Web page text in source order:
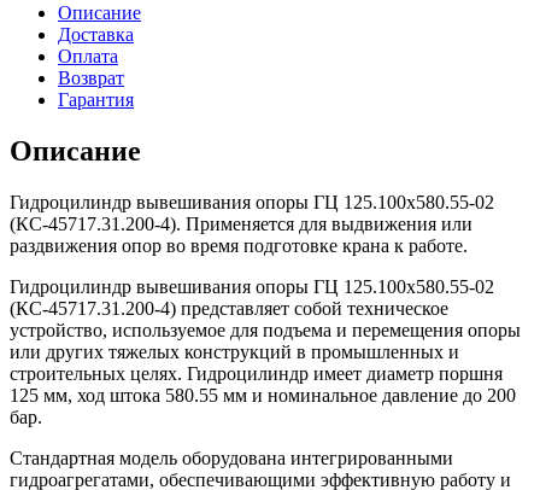
Описание
Доставка
Оплата
Возврат
Гарантия
Описание
Гидроцилиндр вывешивания опоры ГЦ 125.100х580.55-02
(КС-45717.31.200-4). Применяется для выдвижения или
раздвижения опор во время подготовке крана к работе.
Гидроцилиндр вывешивания опоры ГЦ 125.100х580.55-02
(КС-45717.31.200-4) представляет собой техническое
устройство, используемое для подъема и перемещения опоры
или других тяжелых конструкций в промышленных и
строительных целях. Гидроцилиндр имеет диаметр поршня
125 мм, ход штока 580.55 мм и номинальное давление до 200
бар.
Стандартная модель оборудована интегрированными
гидроагрегатами, обеспечивающими эффективную работу и